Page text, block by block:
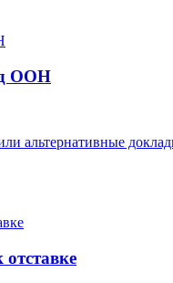
ООН
альтернативные